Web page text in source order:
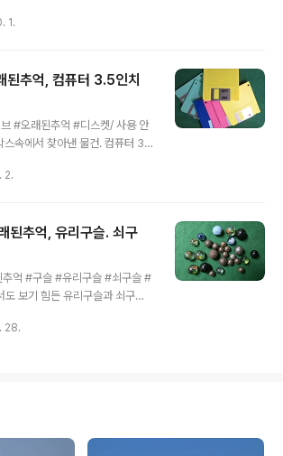
구로 성냥을 넣어둔 상자를 성냥
켤때 석유곤로나 난로에 불을
하나씩 있던 필수품이었지
은 30여 곳이나 됐다. 유엔표(유
공장)·비사표(남성성냥)·기린
성냥공장이 2021년 무렵 문을
1.
추억, 컴퓨터 3.5인치
#오래된추억 #디스켓/ 사용 안
스속에서 찾아낸 물건. 컴퓨터 3.
는다.예전의 컴퓨터 저장 장치로​
구조로 자칫 디스켓이 깨졌다고
다.3.5인치는 좀 더 단단한 플라
기 디스크는 금속 셔터로 보호되
었다. 3.5인치는 1.44MB 용량이
짜리 용량의 것도 있었어.
불렀고, 작은 것은 SD라고 불
2.
추억, 유리구슬. 쇠구
억 #구슬 #유리구슬 #쇠구슬 #
보기 힘든 유리구슬과 쇠구슬
있었다. 구슬치기는 낮에는 동네
면 크게 쓸 일이 없지만 구슬을
정을 가기도 했었다.유리, 사기,
지만 보통 푸른색 유리에 안에는
28.